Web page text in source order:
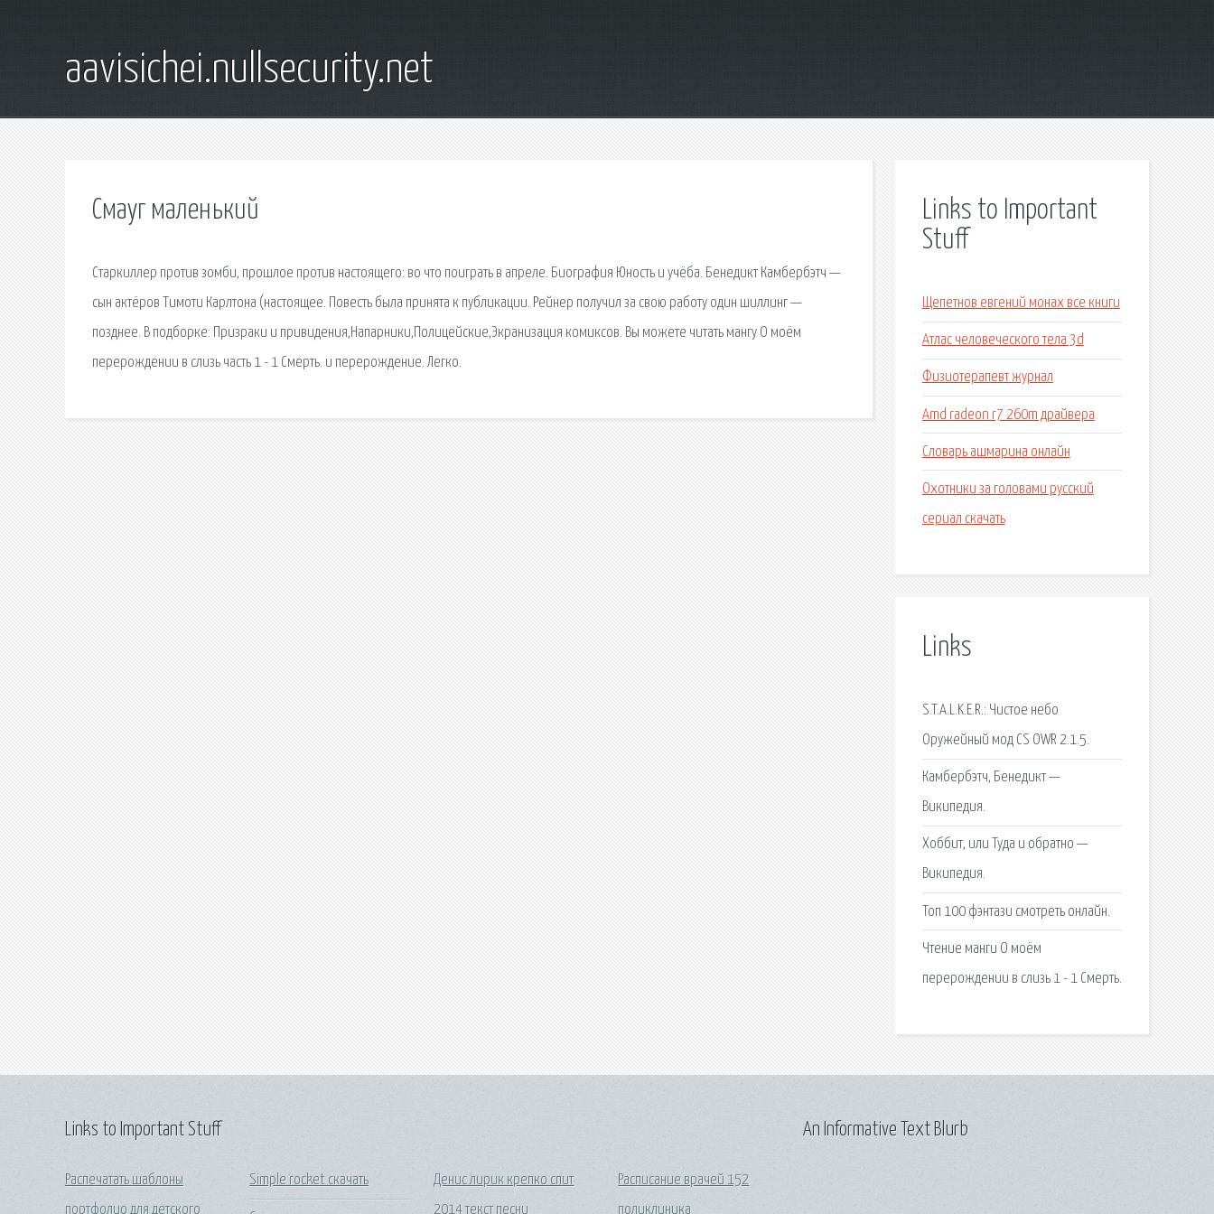
aavisichei.nullsecurity.net
Смауг маленький
Старкиллер против зомби, прошлое против настоящего: во что поиграть в апреле. Биография Юность и учёба. Бенедикт Камбербэтч —
сын актёров Тимоти Карлтона (настоящее. Повесть была принята к публикации. Рейнер получил за свою работу один шиллинг —
позднее. В подборке: Призраки и привидения,Напарники,Полицейские,Экранизация комиксов. Вы можете читать мангу О моём
перерождении в слизь часть 1 - 1 Смерть. и перерождение. Легко.
Links to Important
Stuff
Щепетнов евгений монах все книги
Атлас человеческого тела 3d
Физиотерапевт журнал
Amd radeon r7 260m драйвера
Словарь ашмарина онлайн
Охотники за головами русский
сериал скачать
Links
S.T.A.L.K.E.R.: Чистое небо
Оружейный мод CS OWR 2.1.5.
Камбербэтч, Бенедикт —
Википедия.
Хоббит, или Туда и обратно —
Википедия.
Топ 100 фэнтази смотреть онлайн.
Чтение манги О моём
перерождении в слизь 1 - 1 Смерть.
Links to Important Stuff
Распечатать шаблоны
портфолио для детского
Simple rocket скачать
Денис лирик крепко спит
2014 текст песни
Расписание врачей 152
поликлиника
An Informative Text Blurb